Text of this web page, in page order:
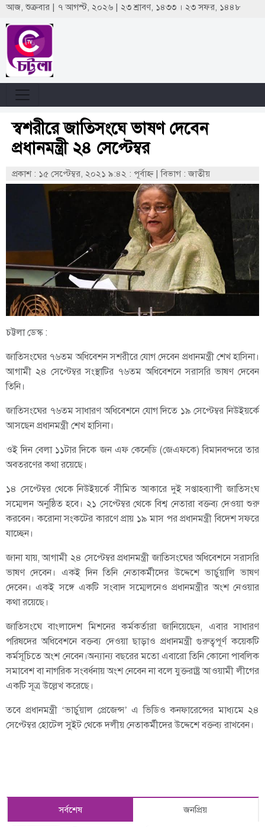
আজ, শুক্রবার | ৭ আগস্ট, ২০২৬ | ২৩ শ্রাবণ, ১৪৩৩ । ২৩ সফর, ১৪৪৮
স্বশরীরে জাতিসংঘে ভাষণ দেবেন
প্রধানমন্ত্রী ২৪ সেপ্টেম্বর
প্রকাশ : ১৫ সেপ্টেম্বর, ২০২১ ৯:৪২ : পূর্বাহ্ণ |বিভাগ : জাতীয়
চট্টলা ডেস্ক :
জাতিসংঘের ৭৬তম অধিবেশন সশরীরে যোগ দেবেন প্রধানমন্ত্রী শেখ হাসিনা।
আগামী ২৪ সেপ্টেম্বর সংস্থাটির ৭৬তম অধিবেশনে সরাসরি ভাষণ দেবেন
তিনি।
জাতিসংঘের ৭৬তম সাধারণ অধিবেশনে যোগ দিতে ১৯ সেপ্টেম্বর নিউইয়র্কে
আসছেন প্রধানমন্ত্রী শেখ হাসিনা।
ওই দিন বেলা ১১টার দিকে জন এফ কেনেডি (জেএফকে) বিমানবন্দরে তার
অবতরণের কথা রয়েছে।
১৪ সেপ্টেম্বর থেকে নিউইয়র্কে সীমিত আকারে দুই সপ্তাহব্যাপী জাতিসংঘ
সম্মেলন অনুষ্ঠিত হবে। ২১ সেপ্টেম্বর থেকে বিশ্ব নেতারা বক্তব্য দেওয়া শুরু
করবেন। করোনা সংকটের কারণে প্রায় ১৯ মাস পর প্রধানমন্ত্রী বিদেশ সফরে
যাচ্ছেন।
জানা যায়, আগামী ২৪ সেপ্টেম্বর প্রধানমন্ত্রী জাতিসংঘের অধিবেশনে সরাসরি
ভাষণ দেবেন। একই দিন তিনি নেতাকর্মীদের উদ্দেশে ভার্চুয়ালি ভাষণ
দেবেন। একই সঙ্গে একটি সংবাদ সম্মেলনেও প্রধানমন্ত্রীর অংশ নেওয়ার
কথা রয়েছে।
জাতিসংঘে বাংলাদেশ মিশনের কর্মকর্তারা জানিয়েছেন, এবার সাধারণ
পরিষদের অধিবেশনে বক্তব্য দেওয়া ছাড়াও প্রধানমন্ত্রী গুরুত্বপূর্ণ কয়েকটি
কর্মসূচিতে অংশ নেবেন।অন্যান্য বছরের মতো এবারো তিনি কোনো পাবলিক
সমাবেশ বা নাগরিক সংবর্ধনায় অংশ নেবেন না বলে যুক্তরাষ্ট্র আওয়ামী লীগের
একটি সূত্র উল্লেখ করেছে।
তবে প্রধানমন্ত্রী ‘ভার্চুয়াল প্রেজেন্স’ এ ভিডিও কনফারেন্সের মাধ্যমে ২৪
সেপ্টেম্বর হোটেল সুইট থেকে দলীয় নেতাকর্মীদের উদ্দেশে বক্তব্য রাখবেন।
সর্বশেষ জনপ্রিয়